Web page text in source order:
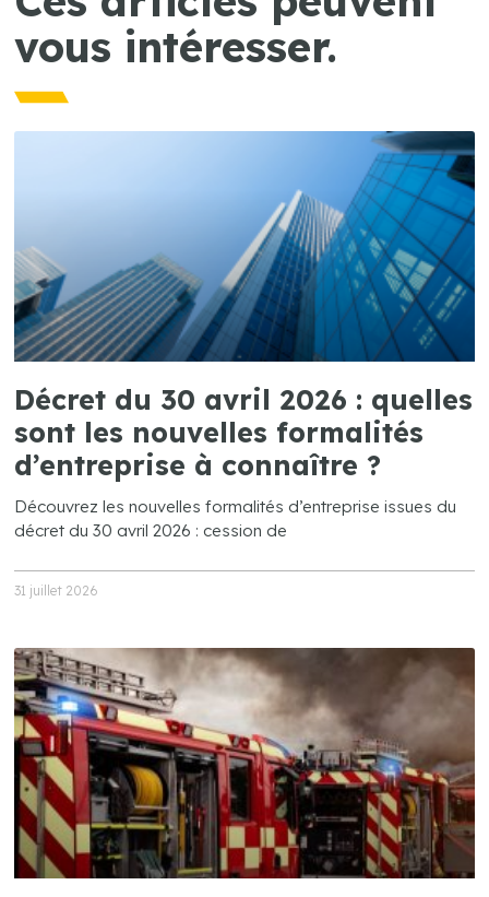
vous intéresser.
Décret du 30 avril 2026 : quelles
sont les nouvelles formalités
d’entreprise à connaître ?
Découvrez les nouvelles formalités d’entreprise issues du
décret du 30 avril 2026 : cession de
31 juillet 2026